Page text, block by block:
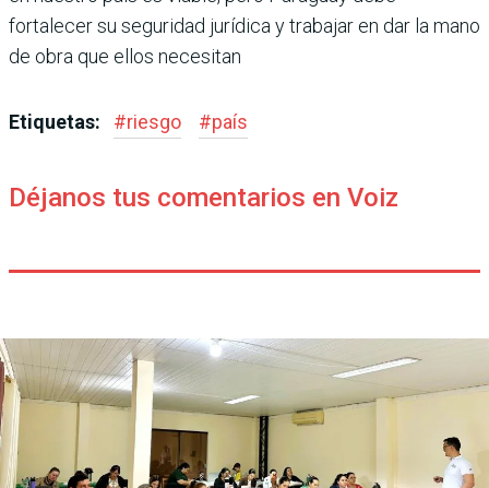
fortalecer su seguridad jurídica y trabajar en dar la mano
de obra que ellos necesitan
Etiquetas: #riesgo #país
Déjanos tus comentarios en Voiz